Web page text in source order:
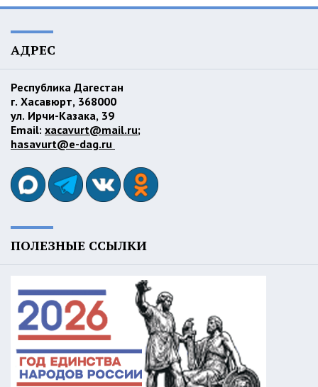
АДРЕС
Республика Дагестан
г. Хасавюрт, 368000
ул. Ирчи-Казака, 39
Email: xacavurt@mail.ru;
hasavurt@e-dag.ru
ПОЛЕЗНЫЕ ССЫЛКИ